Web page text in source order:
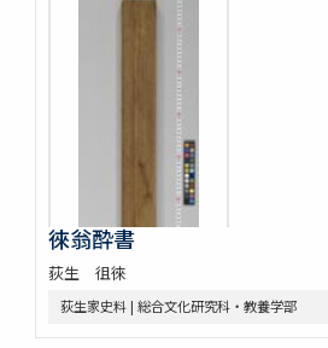
徠翁酔書
荻生 徂徠
荻生家史料 | 総合文化研究科・教養学部